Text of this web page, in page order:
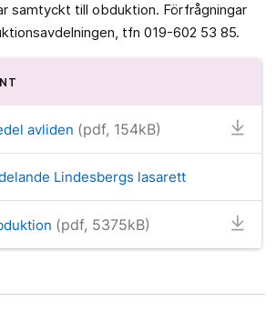
samtyckt till obduktion. Förfrågningar
tfn 019-602 53 85.
avliden (pdf, 154kB)
Lindesbergs lasarett
(pdf, 5375kB)